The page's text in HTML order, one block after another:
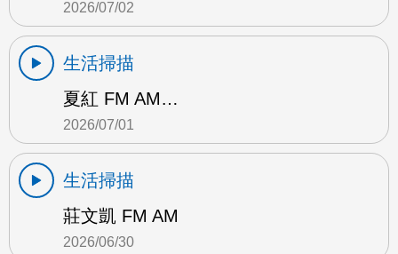
2026/07/02
生活掃描
夏紅 FM AM…
2026/07/01
生活掃描
莊文凱 FM AM
2026/06/30